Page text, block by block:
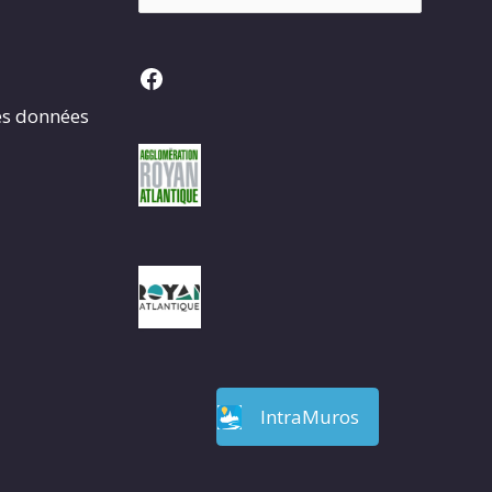
données
Facebook
IntraMuros